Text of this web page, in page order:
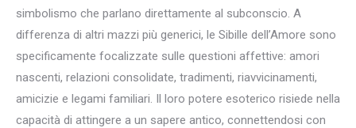
simbolismo che parlano direttamente al subconscio. A
differenza di altri mazzi più generici, le Sibille dell’Amore sono
specificamente focalizzate sulle questioni affettive: amori
nascenti, relazioni consolidate, tradimenti, riavvicinamenti,
amicizie e legami familiari. Il loro potere esoterico risiede nella
capacità di attingere a un sapere antico, connettendosi con